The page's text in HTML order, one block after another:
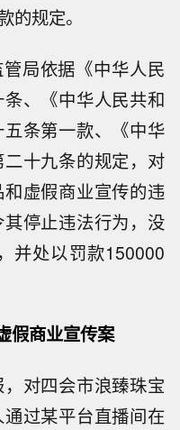
的规定。
局依据《中华人民
、《中华人民共和
条第一款、《中华
十九条的规定，对
虚假商业宣传的违
停止违法行为，没
并处以罚款150000
假商业宣传案
对四会市浪臻珠宝
过某平台直播间在